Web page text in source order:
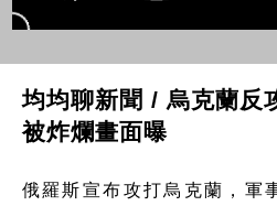
均均聊新聞 / 烏克蘭反
被炸爛畫面曝
俄羅斯宣布攻打烏克蘭，軍